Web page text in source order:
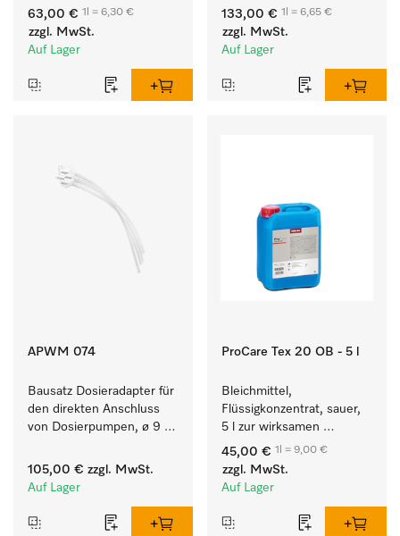
für eine langfristige
Geschmeidigkeit der
Textilien.
63,00 € 1l = 6,30 €
zzgl. MwSt.
Auf Lager
mildalkalisch, 20 l zur
Reinigung von
Buntwäsche und
133,00 € 1l = 6,65 €
zzgl. MwSt.
Auf Lager
APWM 074
Bausatz Dosieradapter für
den direkten Anschluss
von Dosierpumpen, ø 9
Füllmenge.
105,00 € zzgl. MwSt.
Auf Lager
ProCare Tex 20 OB - 5 l
Bleichmittel,
Flüssigkonzentrat, sauer,
5 l zur wirksamen
Entfernung von
hartnäckigen Flecken.
45,00 € 1l = 9,00 €
zzgl. MwSt.
Auf Lager